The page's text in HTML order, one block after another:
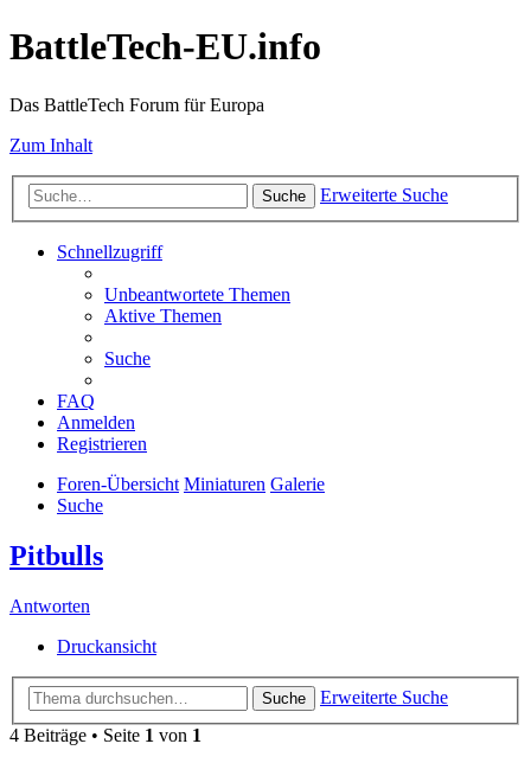
BattleTech-EU.info
Das BattleTech Forum für Europa
Zum Inhalt
Suche Erweiterte Suche
Schnellzugriff
Unbeantwortete Themen
Aktive Themen
Suche
FAQ
Anmelden
Registrieren
Foren-Übersicht Miniaturen Galerie
Suche
Pitbulls
Antworten
Druckansicht
Suche
Erweiterte Suche
4 Beiträge • Seite 1 von 1